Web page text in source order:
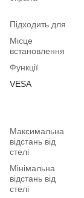
Підходить для
Місце
встановлення
Функції
VESA
Максимальна
відстань від
стелі
Мінімальна
відстань від
стелі